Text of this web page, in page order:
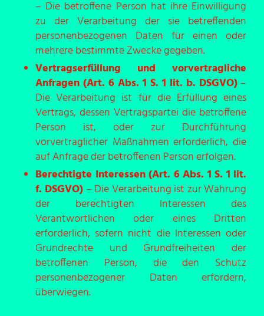
– Die betroffene Person hat ihre Einwilligung
zu der Verarbeitung der sie betreffenden
personenbezogenen Daten für einen oder
mehrere bestimmte Zwecke gegeben.
Vertragserfüllung und vorvertragliche
Anfragen (Art. 6 Abs. 1 S. 1 lit. b. DSGVO) –
Die Verarbeitung ist für die Erfüllung eines
Vertrags, dessen Vertragspartei die betroffene
Person ist, oder zur Durchführung
vorvertraglicher Maßnahmen erforderlich, die
auf Anfrage der betroffenen Person erfolgen.
Berechtigte Interessen (Art. 6 Abs. 1 S. 1 lit.
f. DSGVO) – Die Verarbeitung ist zur Wahrung
der berechtigten Interessen des
Verantwortlichen oder eines Dritten
erforderlich, sofern nicht die Interessen oder
Grundrechte und Grundfreiheiten der
betroffenen Person, die den Schutz
personenbezogener Daten erfordern,
überwiegen.